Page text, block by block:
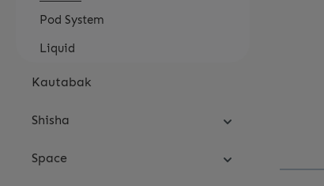
Pod System
Liquid
Kautabak
Shisha
Space